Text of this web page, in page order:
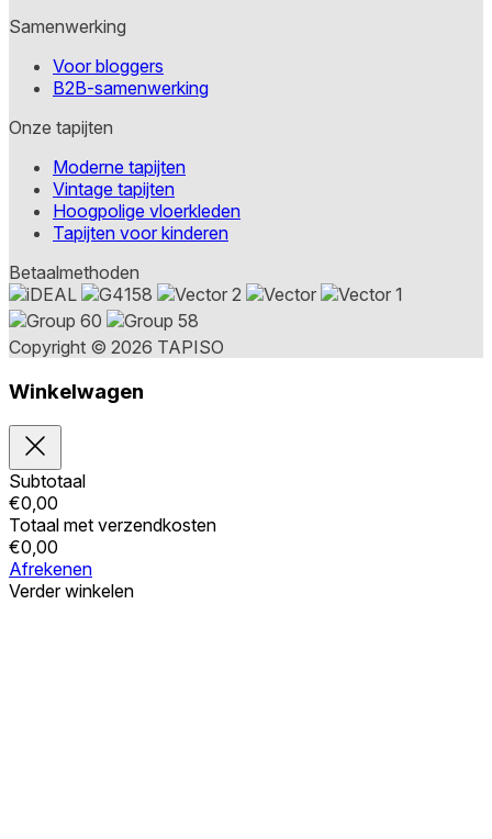
Samenwerking
Voor bloggers
B2B-samenwerking
Onze tapijten
Moderne tapijten
Vintage tapijten
Hoogpolige vloerkleden
Tapijten voor kinderen
Betaalmethoden
Copyright © 2026 TAPISO
Winkelwagen
Subtotaal
€0,00
Totaal met verzendkosten
€0,00
Afrekenen
Verder winkelen